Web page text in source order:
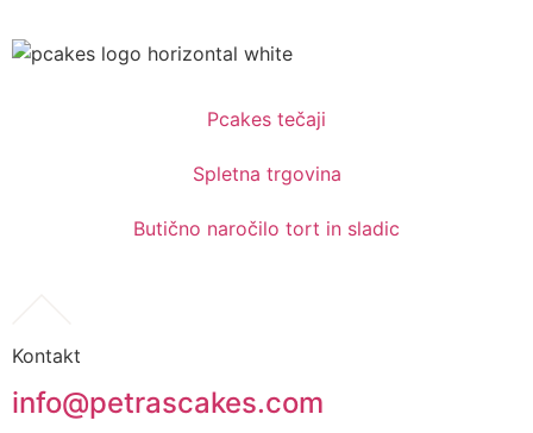
Pcakes tečaji
Spletna trgovina
Butično naročilo tort in sladic
Kontakt
info@petrascakes.com